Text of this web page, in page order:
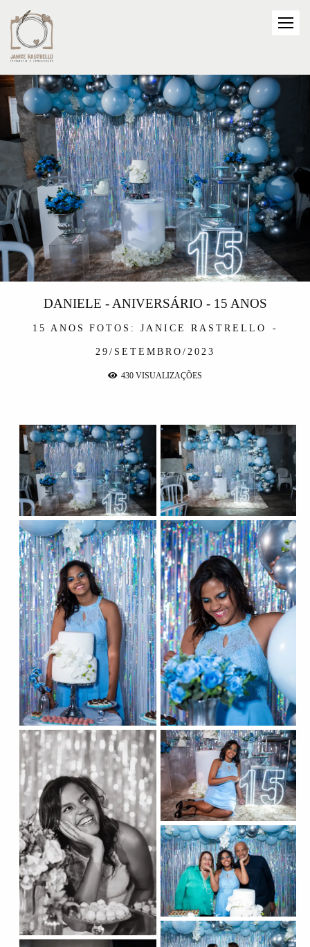
15 ANOS FOTOS: JANICE RASTRELLO
29/SETEMBRO/2023
DANIELE - ANIVERSÁRIO - 15 ANOS
430 VISUALIZAÇÕES